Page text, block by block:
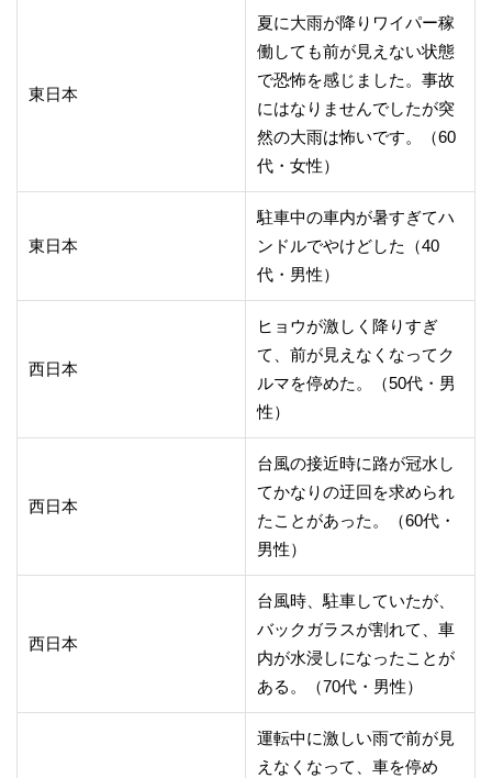
東日本
夏に大雨が降りワイパー稼
働しても前が見えない状態
で恐怖を感じました。事故
にはなりませんでしたが突
然の大雨は怖いです。（60
代・女性）
東日本
駐車中の車内が暑すぎてハ
ンドルでやけどした（40
代・男性）
西日本
ヒョウが激しく降りすぎ
て、前が見えなくなってク
ルマを停めた。（50代・男
性）
西日本
台風の接近時に路が冠水し
てかなりの迂回を求められ
たことがあった。（60代・
男性）
西日本
台風時、駐車していたが、
バックガラスが割れて、車
内が水浸しになったことが
ある。（70代・男性）
運転中に激しい雨で前が見
えなくなって、車を停め